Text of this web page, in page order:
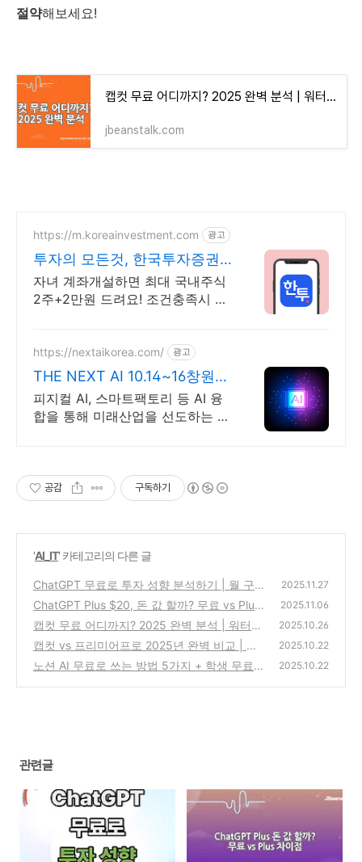
절약해보세요!
캡컷 무료 어디까지? 2025 완벽 분석 | 워터마크·화질 제한 총정리
jbeanstalk.com
https://m.koreainvestment.com 광고
투자의 모든것, 한국투자증권
지금은 한국투자!
자녀 계좌개설하면 최대 국내주식
2주+2만원 드려요! 조건충족시 최
https://nextaikorea.com/ 광고
THE NEXT AI 10.14~16창원컨
벤션센터
피지컬 AI, 스마트팩토리 등 AI 융
합을 통해 미래산업을 선도하는 AI
공감 구독하기
'AI_IT' 카테고리의 다른 글
ChatGPT 무료로 투자 성향 분석하기 | 월 구
독료 0원 AI 투자 전략 (2025)
(0)
2025.11.27
ChatGPT Plus $20, 돈 값 할까? 무료 vs Plus
차이점
(0)
2025.11.06
캡컷 무료 어디까지? 2025 완벽 분석 | 워터마
크·화질 제한 총정리
(0)
2025.10.26
캡컷 vs 프리미어프로 2025년 완벽 비교 | 가
격부터 기능까지
(0)
2025.10.22
노션 AI 무료로 쓰는 방법 5가지 + 학생 무료
2025.10.22
관련글